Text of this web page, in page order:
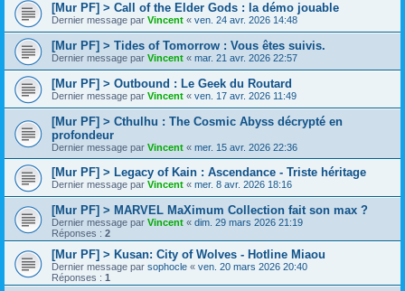
[Mur PF] > Call of the Elder Gods : la démo jouable
Dernier message par Vincent « ven. 24 avr. 2026 14:48
[Mur PF] > Tides of Tomorrow : Vous êtes suivis.
Dernier message par Vincent « mar. 21 avr. 2026 22:57
[Mur PF] > Outbound : Le Geek du Routard
Dernier message par Vincent « ven. 17 avr. 2026 11:49
[Mur PF] > Cthulhu : The Cosmic Abyss décrypté en
profondeur
Dernier message par Vincent « mer. 15 avr. 2026 22:36
[Mur PF] > Legacy of Kain : Ascendance - Triste héritage
Dernier message par Vincent « mer. 8 avr. 2026 18:16
[Mur PF] > MARVEL MaXimum Collection fait son max ?
Dernier message par Vincent « dim. 29 mars 2026 21:19
Réponses : 2
[Mur PF] > Kusan: City of Wolves - Hotline Miaou
Dernier message par sophocle « ven. 20 mars 2026 20:40
Réponses : 1